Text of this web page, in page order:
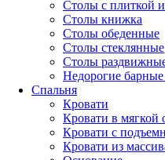
Столы с плиткой
Столы книжка
Столы обеденные
Столы стеклянные
Столы
Недорогие барные
Спальня
Кровати
Кровати в мягкой
Кровати с
Кровати из